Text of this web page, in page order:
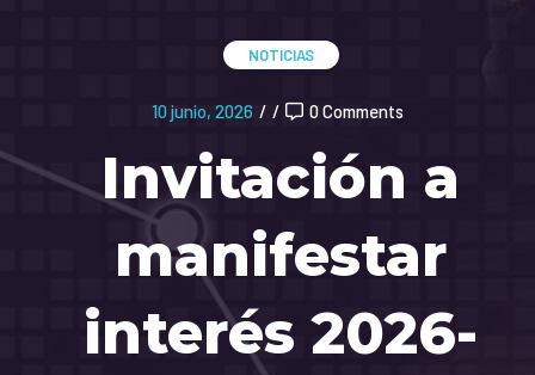
NOTICIAS
10 junio, 2026 / / 0 Comments
Invitación a
manifestar
interés 2026-